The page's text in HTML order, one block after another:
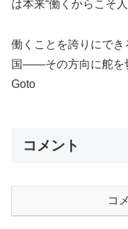
は本来“働くからこそ
働くことを誇りにで
国――その方向に舵を
Goto
コメント
コ